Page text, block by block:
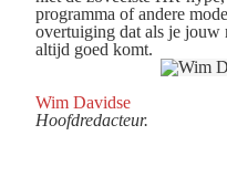
programma of andere
overtuiging dat als je jouw
altijd goed komt.
Wim Davidse
Hoofdredacteur.